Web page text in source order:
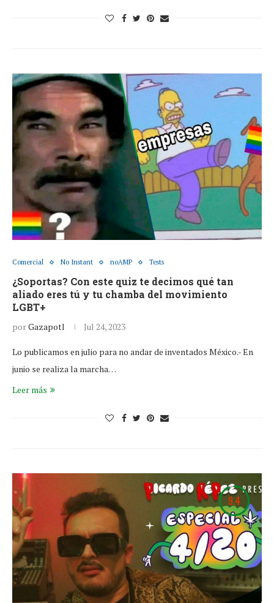
Comercial No Instant noAMP Tests
¿Soportas? Con este quiz te decimos qué tan
aliado eres tú y tu chamba del movimiento
LGBT+
porGazapotl Jul 24, 2023
Lo publicamos en julio para no andar de inventados México.- En
junio se realiza la marcha…
Leer más
9.4